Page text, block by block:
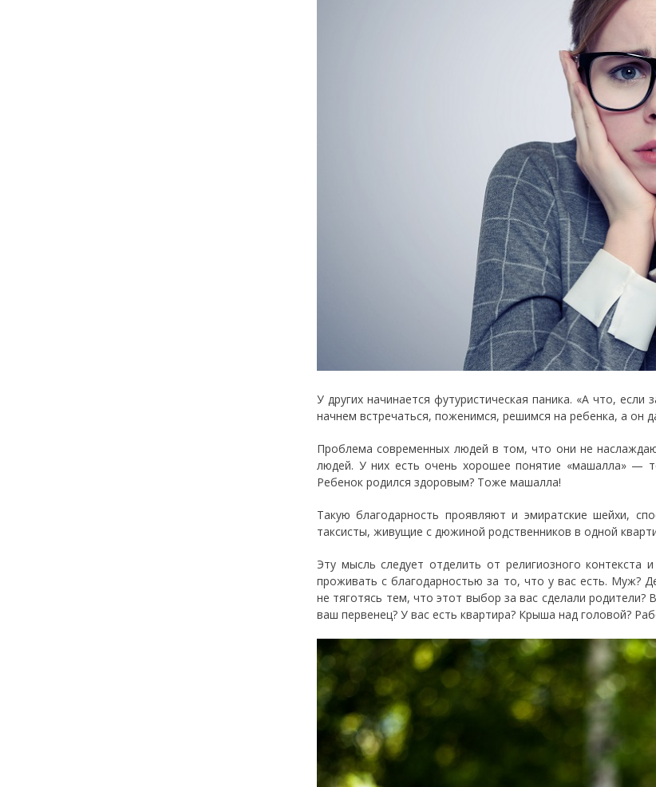
У других начинается футуристическая паника. «А что,
начнем встречаться, поженимся, решимся на ребенка, а он
Проблема современных людей в том, что они не
людей. У них есть очень хорошее понятие «машалла» —
Ребенок родился здоровым? Тоже машалла!
Такую благодарность проявляют и эмиратские шейхи,
таксисты, живущие с дюжиной родственников в одной
Эту мысль следует отделить от религиозного контекста
проживать с благодарностью за то, что у вас есть. Муж?
не тяготясь тем, что этот выбор за вас сделали
ваш первенец? У вас есть квартира? Крыша над головой?